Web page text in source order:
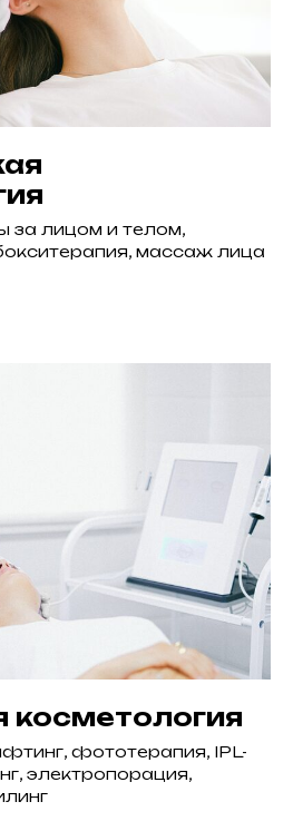
за лицом и телом,
массаж лица
косметология
фототерапия, IPL-
электропорация,